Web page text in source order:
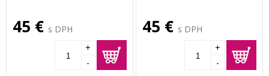
45 € s DPH
+
-
45 € s DPH
+
-